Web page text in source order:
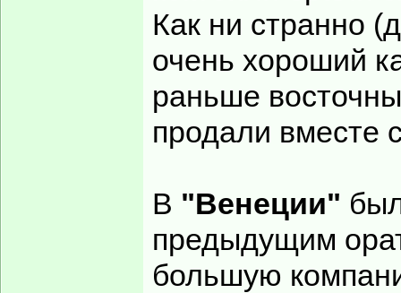
Как ни странно
очень хороший
раньше
продали вместе
В "Венеции"
предыдущим
большую